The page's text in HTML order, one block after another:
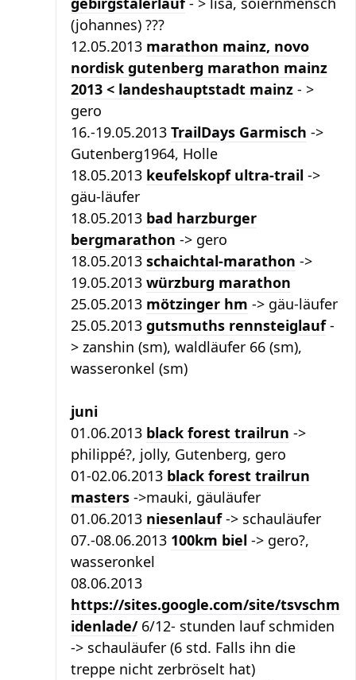
(johannes) ???
12.05.2013 marathon mainz, novo
nordisk gutenberg marathon mainz
2013 < landeshauptstadt mainz - >
gero
16.-19.05.2013 TrailDays Garmisch ->
Gutenberg1964, Holle
18.05.2013 keufelskopf ultra-trail ->
gäu-läufer
18.05.2013 bad harzburger
bergmarathon -> gero
18.05.2013 schaichtal-marathon ->
19.05.2013 würzburg marathon
25.05.2013 mötzinger hm -> gäu-läufer
25.05.2013 gutsmuths rennsteiglauf-
> zanshin (sm), waldläufer 66 (sm),
wasseronkel (sm)
juni
01.06.2013 black forest trailrun ->
philippé?, jolly, Gutenberg, gero
01-02.06.2013 black forest trailrun
masters ->mauki, gäuläufer
01.06.2013 niesenlauf-> schauläufer
07.-08.06.2013 100km biel -> gero?,
wasseronkel
08.06.2013
https://sites.google.com/site/tsvschm
idenlade/6/12- stunden lauf schmiden
-> schauläufer (6 std. Falls ihn die
treppe nicht zerbröselt hat)